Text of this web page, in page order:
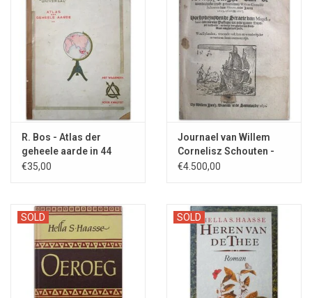
R. Bos - Atlas der
geheele aarde in 44
kaarten - 1933
€35,00
Journael van Willem
Cornelisz Schouten -
1631
€4.500,00
SOLD SOLD